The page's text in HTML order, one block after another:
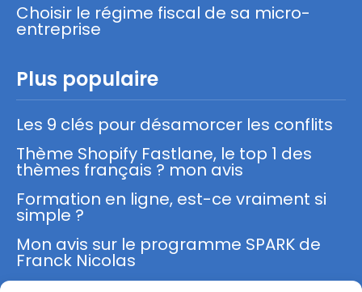
Choisir le régime fiscal de sa micro-
entreprise
Plus populaire
Les 9 clés pour désamorcer les conflits
Thème Shopify Fastlane, le top 1 des
thèmes français ? mon avis
Formation en ligne, est-ce vraiment si
simple ?
Mon avis sur le programme SPARK de
Franck Nicolas